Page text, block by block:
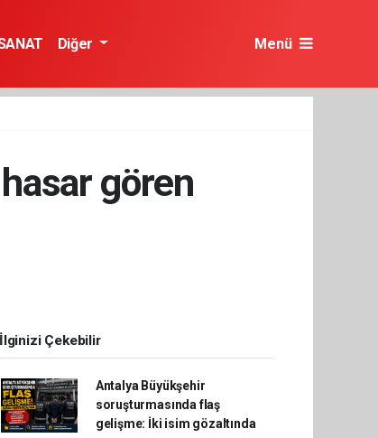
Diğer Menü
gören
İlginizi Çekebilir
Antalya Büyükşehir
soruşturmasında flaş
gelişme: İki isim gözaltında